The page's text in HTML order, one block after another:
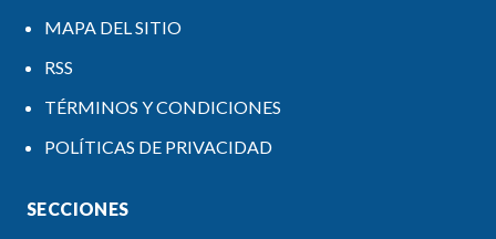
MAPA DEL SITIO
RSS
TÉRMINOS Y CONDICIONES
POLÍTICAS DE PRIVACIDAD
SECCIONES